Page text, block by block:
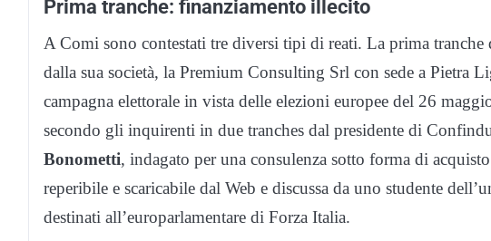
Prima tranche: finanziamento illecito
A Comi sono contestati tre diversi tipi di reati. La prima
dalla sua società, la Premium Consulting Srl con sede a Pietra
campagna elettorale in vista delle elezioni europee del 26
secondo gli inquirenti in due tranches dal presidente di
Bonometti, indagato per una consulenza sotto forma di
reperibile e scaricabile dal Web e discussa da uno studente
destinati all’europarlamentare di Forza Italia.